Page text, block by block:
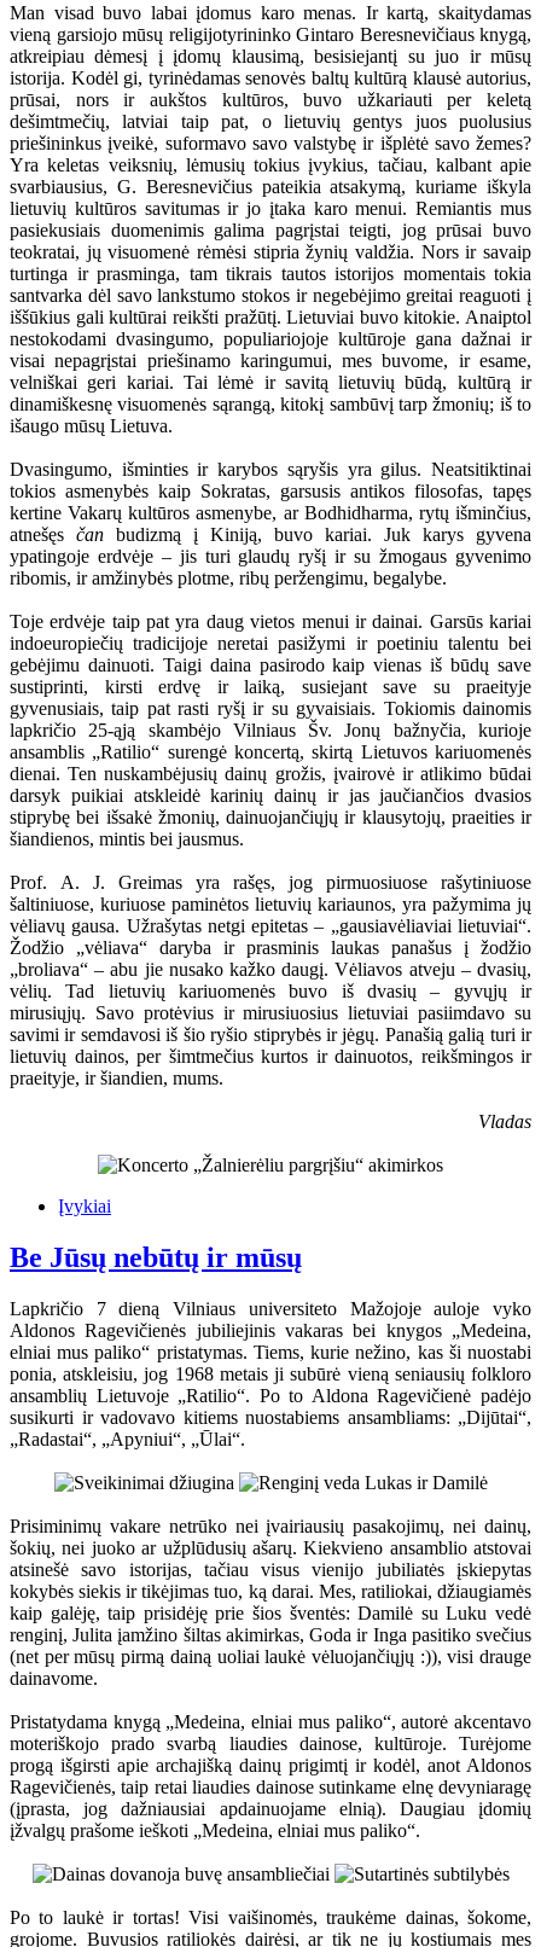
Man visad buvo labai įdomus karo menas. Ir kartą, skaitydamas
vieną garsiojo mūsų religijotyrininko Gintaro Beresnevičiaus knygą,
atkreipiau dėmesį į įdomų klausimą, besisiejantį su juo ir mūsų
istorija. Kodėl gi, tyrinėdamas senovės baltų kultūrą klausė autorius,
prūsai, nors ir aukštos kultūros, buvo užkariauti per keletą
dešimtmečių, latviai taip pat, o lietuvių gentys juos puolusius
priešininkus įveikė, suformavo savo valstybę ir išplėtė savo žemes?
Yra keletas veiksnių, lėmusių tokius įvykius, tačiau, kalbant apie
svarbiausius, G. Beresnevičius pateikia atsakymą, kuriame iškyla
lietuvių kultūros savitumas ir jo įtaka karo menui. Remiantis mus
pasiekusiais duomenimis galima pagrįstai teigti, jog prūsai buvo
teokratai, jų visuomenė rėmėsi stipria žynių valdžia. Nors ir savaip
turtinga ir prasminga, tam tikrais tautos istorijos momentais tokia
santvarka dėl savo lankstumo stokos ir negebėjimo greitai reaguoti į
iššūkius gali kultūrai reikšti pražūtį. Lietuviai buvo kitokie. Anaiptol
nestokodami dvasingumo, populiariojoje kultūroje gana dažnai ir
visai nepagrįstai priešinamo karingumui, mes buvome, ir esame,
velniškai geri kariai. Tai lėmė ir savitą lietuvių būdą, kultūrą ir
dinamiškesnę visuomenės sąrangą, kitokį sambūvį tarp žmonių; iš to
išaugo mūsų Lietuva.
Dvasingumo, išminties ir karybos sąryšis yra gilus. Neatsitiktinai
tokios asmenybės kaip Sokratas, garsusis antikos filosofas, tapęs
kertine Vakarų kultūros asmenybe, ar Bodhidharma, rytų išminčius,
atnešęs čan budizmą į Kiniją, buvo kariai. Juk karys gyvena
ypatingoje erdvėje – jis turi glaudų ryšį ir su žmogaus gyvenimo
ribomis, ir amžinybės plotme, ribų peržengimu, begalybe.
Toje erdvėje taip pat yra daug vietos menui ir dainai. Garsūs kariai
indoeuropiečių tradicijoje neretai pasižymi ir poetiniu talentu bei
gebėjimu dainuoti. Taigi daina pasirodo kaip vienas iš būdų save
sustiprinti, kirsti erdvę ir laiką, susiejant save su praeityje
gyvenusiais, taip pat rasti ryšį ir su gyvaisiais. Tokiomis dainomis
lapkričio 25-ąją skambėjo Vilniaus Šv. Jonų bažnyčia, kurioje
ansamblis „Ratilio“ surengė koncertą, skirtą Lietuvos kariuomenės
dienai. Ten nuskambėjusių dainų grožis, įvairovė ir atlikimo būdai
darsyk puikiai atskleidė karinių dainų ir jas jaučiančios dvasios
stiprybę bei išsakė žmonių, dainuojančiųjų ir klausytojų, praeities ir
šiandienos, mintis bei jausmus.
Prof. A. J. Greimas yra rašęs, jog pirmuosiuose rašytiniuose
šaltiniuose, kuriuose paminėtos lietuvių kariaunos, yra pažymima jų
vėliavų gausa. Užrašytas netgi epitetas – „gausiavėliaviai lietuviai“.
Žodžio „vėliava“ daryba ir prasminis laukas panašus į žodžio
„broliava“ – abu jie nusako kažko daugį. Vėliavos atveju – dvasių,
vėlių. Tad lietuvių kariuomenės buvo iš dvasių – gyvųjų ir
mirusiųjų. Savo protėvius ir mirusiuosius lietuviai pasiimdavo su
savimi ir semdavosi iš šio ryšio stiprybės ir jėgų. Panašią galią turi ir
lietuvių dainos, per šimtmečius kurtos ir dainuotos, reikšmingos ir
praeityje, ir šiandien, mums.
Vladas
Įvykiai
Be Jūsų nebūtų ir mūsų
Lapkričio 7 dieną Vilniaus universiteto Mažojoje auloje vyko
Aldonos Ragevičienės jubiliejinis vakaras bei knygos „Medeina,
elniai mus paliko“ pristatymas. Tiems, kurie nežino, kas ši nuostabi
ponia, atskleisiu, jog 1968 metais ji subūrė vieną seniausių folkloro
ansamblių Lietuvoje „Ratilio“. Po to Aldona Ragevičienė padėjo
susikurti ir vadovavo kitiems nuostabiems ansambliams: „Dijūtai“,
„Radastai“, „Apyniui“, „Ūlai“.
Prisiminimų vakare netrūko nei įvairiausių pasakojimų, nei dainų,
šokių, nei juoko ar užplūdusių ašarų. Kiekvieno ansamblio atstovai
atsinešė savo istorijas, tačiau visus vienijo jubiliatės įskiepytas
kokybės siekis ir tikėjimas tuo, ką darai. Mes, ratiliokai, džiaugiamės
kaip galėję, taip prisidėję prie šios šventės: Damilė su Luku vedė
renginį, Julita įamžino šiltas akimirkas, Goda ir Inga pasitiko svečius
(net per mūsų pirmą dainą uoliai laukė vėluojančiųjų :)), visi drauge
dainavome.
Pristatydama knygą „Medeina, elniai mus paliko“, autorė akcentavo
moteriškojo prado svarbą liaudies dainose, kultūroje. Turėjome
progą išgirsti apie archajišką dainų prigimtį ir kodėl, anot Aldonos
Ragevičienės, taip retai liaudies dainose sutinkame elnę devyniaragę
(įprasta, jog dažniausiai apdainuojame elnią). Daugiau įdomių
įžvalgų prašome ieškoti „Medeina, elniai mus paliko“.
Po to laukė ir tortas! Visi vaišinomės, traukėme dainas, šokome,
grojome. Buvusios ratiliokės dairėsi, ar tik ne jų kostiumais mes